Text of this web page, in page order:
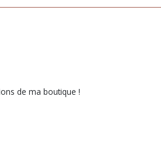
de ma boutique !